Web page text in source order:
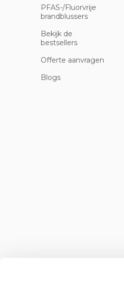
PFAS-/Fluorvrije
brandblussers
Bekijk de
bestsellers
Offerte aanvragen
Blogs